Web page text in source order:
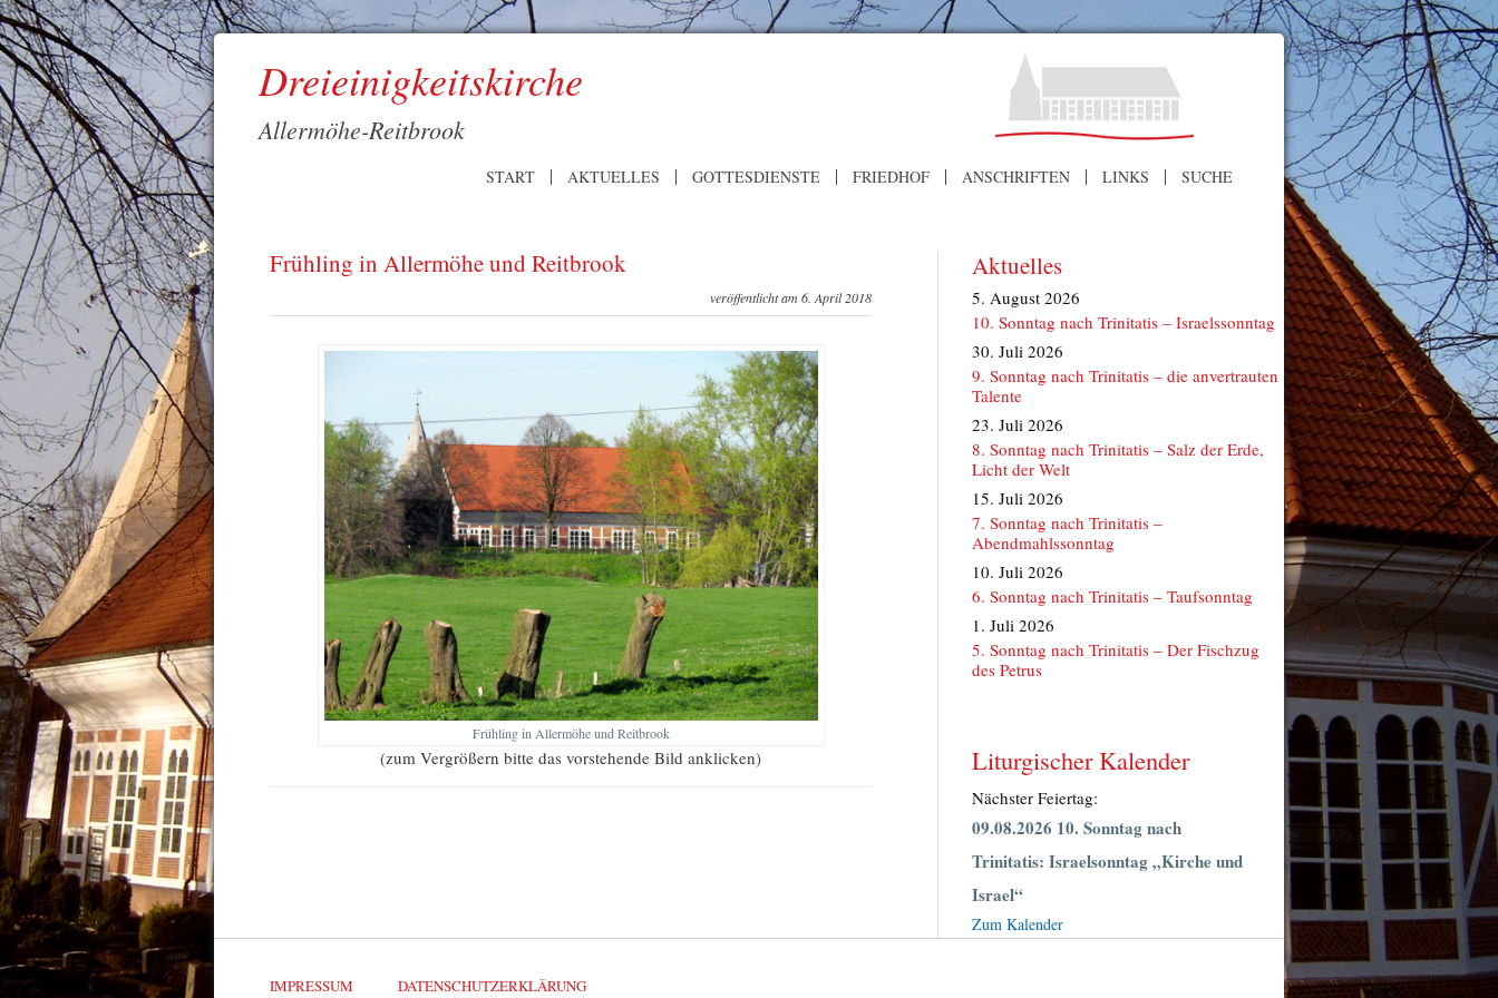
Dreieinigkeitskirche
Allermöhe-Reitbrook
START AKTUELLES GOTTESDIENSTE FRIEDHOF ANSCHRIFTEN LINKS SUCHE
Frühling in Allermöhe und Reitbrook
veröffentlicht am 6. April 2018
Frühling in Allermöhe und Reitbrook
(zum Vergrößern bitte das vorstehende Bild anklicken)
Aktuelles
5. August 2026
10. Sonntag nach Trinitatis – Israelssonntag
30. Juli 2026
9. Sonntag nach Trinitatis – die anvertrauten
Talente
23. Juli 2026
8. Sonntag nach Trinitatis – Salz der Erde,
Licht der Welt
15. Juli 2026
7. Sonntag nach Trinitatis –
Abendmahlssonntag
10. Juli 2026
6. Sonntag nach Trinitatis – Taufsonntag
1. Juli 2026
5. Sonntag nach Trinitatis – Der Fischzug
des Petrus
Liturgischer Kalender
Nächster Feiertag:
09.08.2026 10. Sonntag nach
Trinitatis: Israelsonntag „Kirche und
Israel“
Zum Kalender
IMPRESSUM DATENSCHUTZERKLÄRUNG